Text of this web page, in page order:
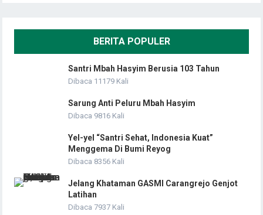
BERITA POPULER
Santri Mbah Hasyim Berusia 103 Tahun
Dibaca 11179 Kali
Sarung Anti Peluru Mbah Hasyim
Dibaca 9816 Kali
Yel-yel “Santri Sehat, Indonesia Kuat”
Menggema Di Bumi Reyog
Dibaca 8356 Kali
Jelang Khataman GASMI Carangrejo Genjot
Latihan
Dibaca 7937 Kali